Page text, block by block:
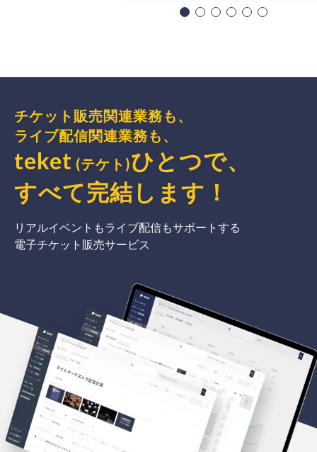
チケット販売関連業務も、
ライブ配信関連業務も、
teket (テケト)ひとつで、
すべて完結 します ！
リアルイベントもライブ配信もサポートする
電子チケット販売サービス